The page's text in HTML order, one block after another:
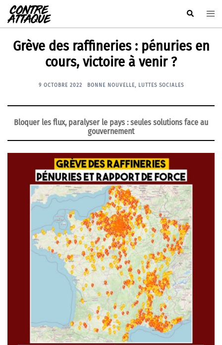
Aller
au
contenu
Rechercher
Grève des raffineries : pénuries en
cours, victoire à venir ?
9 OCTOBRE 2022 BONNE NOUVELLE, LUTTES SOCIALES
Bloquer les flux, paralyser le pays : seules solutions face au
gouvernement